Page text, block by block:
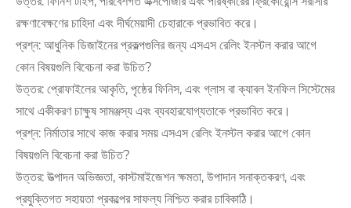
রক্ষণাবেক্ষণের চাহিদা এবং দীর্ঘমেয়াদী চেহারাকে প্রভাবিত করে।
প্রশ্ন: আধুনিক ডিজাইনের প্রকল্পগুলির জন্য এসএস রেলিং ইনস্টল করার আগে
কোন বিষয়গুলি বিবেচনা করা উচিত?
উত্তর: প্রোফাইলের আকৃতি, পৃষ্ঠের ফিনিস, এবং গ্লাস বা ক্যাবল ইনফিল সিস্টেমের
সাথে একীকরণ চাক্ষুষ সামঞ্জস্য এবং ব্যবহারযোগ্যতাকে প্রভাবিত করে।
প্রশ্ন: নির্মাতার সাথে কাজ করার সময় এসএস রেলিং ইনস্টল করার আগে কোন
বিষয়গুলি বিবেচনা করা উচিত?
উত্তর: উত্পাদন অভিজ্ঞতা, কাস্টমাইজেশন ক্ষমতা, উপাদান সনাক্তকরণ, এবং
প্রযুক্তিগত সহায়তা প্রকল্পের সাফল্য নিশ্চিত করার চাবিকাঠি।